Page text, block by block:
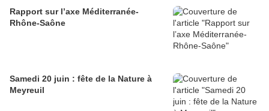
Rapport sur l’axe Méditerranée-
Rhône-Saône
Samedi 20 juin : fête de la Nature à
Meyreuil